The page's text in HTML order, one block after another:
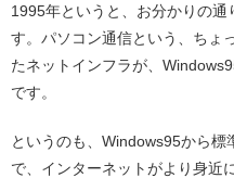
1995年というと、お分かりの
す。パソコン通信という、ちょ
たネットインフラが、
です。
というのも、Windows95から
で、インターネットがより身近